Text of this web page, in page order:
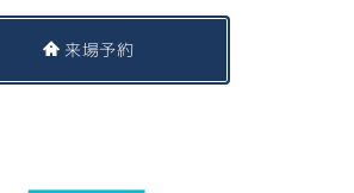
来場予約